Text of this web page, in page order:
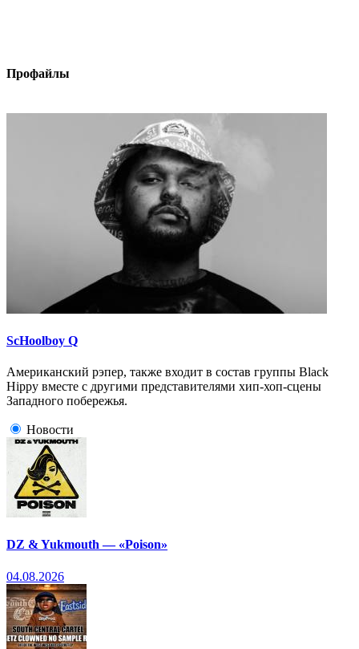
Профайлы
ScHoolboy Q
Американский рэпер, также входит в состав группы Black
Hippy вместе с другими представителями хип-хоп-сцены
Западного побережья.
Новости
DZ & Yukmouth — «Poison»
04.08.2026